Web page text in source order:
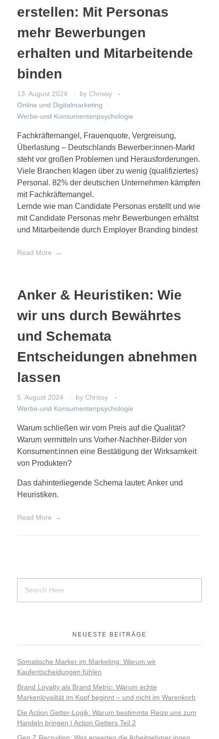
erstellen: Mit Personas
mehr Bewerbungen
erhalten und Mitarbeitende
binden
13. August 2024 by Chrissy
Online und Digitalmarketing
Werbe-und Konsumentenpsychologie
Fachkräftemangel, Frauenquote, Vergreisung,
Überlastung – Deutschlands Bewerber:innen-Markt
steht vor großen Problemen und Herausforderungen.
Viele Branchen klagen über zu wenig (qualifiziertes)
Personal. 82% der deutschen Unternehmen kämpfen
mit Fachkräftemangel.
Lernde wie man Candidate Personas erstellt und wie
mit Candidate Personas mehr Bewerbungen erhältst
und Mitarbeitende durch Employer Branding bindest
Read More
Anker & Heuristiken: Wie
wir uns durch Bewährtes
und Schemata
Entscheidungen abnehmen
lassen
5. August 2024 by Chrissy
Werbe-und Konsumentenpsychologie
Warum schließen wir vom Preis auf die Qualität?
Warum vermitteln uns Vorher-Nachher-Bilder von
Konsument:innen eine Bestätigung der Wirksamkeit
von Produkten?
Das dahinterliegende Schema lautet: Anker und
Heuristiken.
Read More
NEUESTE BEITRÄGE
Somatische Marker im Marketing: Warum wir
Kaufentscheidungen fühlen
Brand Loyalty als Brand Metric: Warum echte
Markenloyalität im Kopf beginnt – und nicht im Warenkorb
Die Action Getter-Logik: Warum bestimmte Reize uns zum
Handeln bringen | Action Getters Teil 2